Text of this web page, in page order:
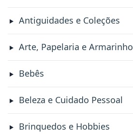
Antiguidades e Coleções
Arte, Papelaria e Armarinho
Bebês
Beleza e Cuidado Pessoal
Brinquedos e Hobbies